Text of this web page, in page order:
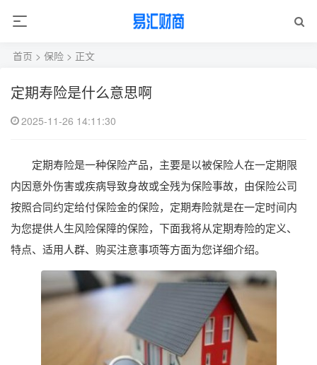
首页 > 保险 > 正文
定期寿险是什么意思啊
2025-11-26 14:11:30
定期寿险是一种保险产品，主要是以被保险人在一定期限
内因意外伤害或疾病导致身故或全残为保险事故，由保险公司
按照合同约定给付保险金的保险，定期寿险就是在一定时间内
为您提供人生风险保障的保险，下面我将从定期寿险的定义、
特点、适用人群、购买注意事项等方面为您详细介绍。